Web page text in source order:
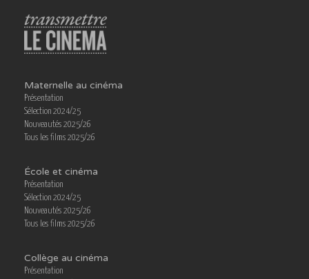
Maternelle au cinéma
Présentation
Sélection 2024/25
Nouveautés 2025/26
Tous les films 2025/26
École et cinéma
Présentation
Sélection 2024/25
Nouveautés 2025/26
Tous les films 2025/26
Collège au cinéma
Présentation